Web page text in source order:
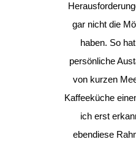
gar nicht die
haben. So
persönliche
von kurzen
Kaffeeküche
ich erst
ebendiese